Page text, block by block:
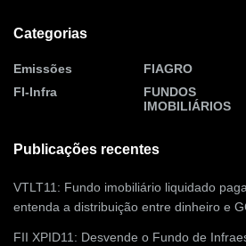
Categorias
Emissões
FI-Infra
FIAGRO
FUNDOS
IMOBILIÁRIOS
Publicações recentes
VTLT11: Fundo imobiliário liquidado
entenda a distribuição entre dinheiro e
FII XPID11: Desvende o Fundo de